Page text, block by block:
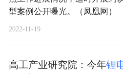
型案例公开曝光。（凤凰网）
2022-11-19
高工产业研究院：今年锂